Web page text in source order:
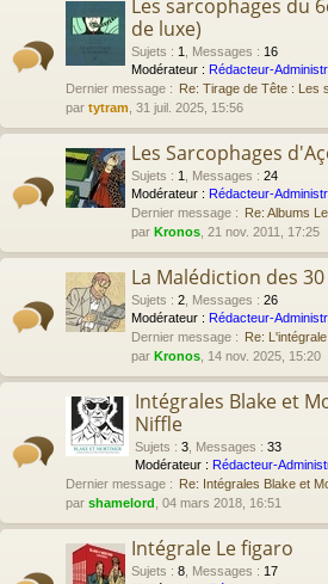
Les sarcophages du
de luxe)
Sujets : 1 Messages : 16
Modérateur : Rédacteur-
Dernier message : Re: Tirage de Tête : Les
par tytram , 31 juil. 2025, 15:56
Les Sarcophages
Sujets : 1 Messages : 24
Modérateur : Rédacteur-
Dernier message : Re: Albums
par Kronos , 21 nov. 2011, 17:25
La Malédiction des
Sujets : 2 Messages : 26
Modérateur : Rédacteur-
Dernier message : Re:
par Kronos , 14 nov. 2025, 15:20
Intégrales Blake et
Niffle
Sujets : 3 Messages : 33
Modérateur : Rédacteur-
Dernier message : Re: Intégrales Blake et
par shamelord , 04 mars 2018, 16:51
Intégrale Le figaro
Sujets : 8 Messages : 17